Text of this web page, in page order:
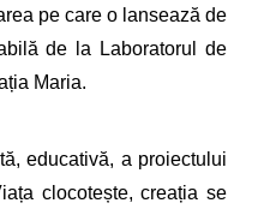
pe care o lansează de
de la Laboratorul de
Maria.
educativă, a proiectului
clocotește, creația se